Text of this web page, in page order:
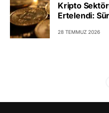
Kripto
Ertelendi:
28 TEMMUZ 2026